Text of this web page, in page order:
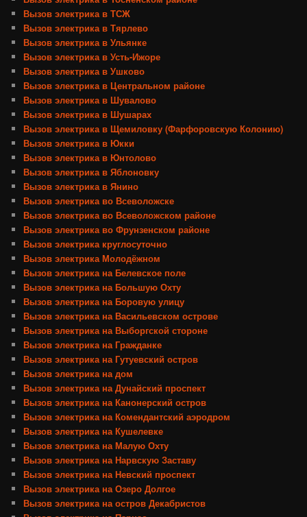
Вызов электрика в ТСЖ
Вызов электрика в Тярлево
Вызов электрика в Ульянке
Вызов электрика в Усть-Ижоре
Вызов электрика в Ушково
Вызов электрика в Центральном районе
Вызов электрика в Шувалово
Вызов электрика в Шушарах
Вызов электрика в Щемиловку (Фарфоровскую Колонию)
Вызов электрика в Юкки
Вызов электрика в Юнтолово
Вызов электрика в Яблоновку
Вызов электрика в Янино
Вызов электрика во Всеволожске
Вызов электрика во Всеволожском районе
Вызов электрика во Фрунзенском районе
Вызов электрика круглосуточно
Вызов электрика Молодёжном
Вызов электрика на Белевское поле
Вызов электрика на Большую Охту
Вызов электрика на Боровую улицу
Вызов электрика на Васильевском острове
Вызов электрика на Выборгской стороне
Вызов электрика на Гражданке
Вызов электрика на Гутуевский остров
Вызов электрика на дом
Вызов электрика на Дунайский проспект
Вызов электрика на Канонерский остров
Вызов электрика на Комендантский аэродром
Вызов электрика на Кушелевке
Вызов электрика на Малую Охту
Вызов электрика на Нарвскую Заставу
Вызов электрика на Невский проспект
Вызов электрика на Озеро Долгое
Вызов электрика на остров Декабристов